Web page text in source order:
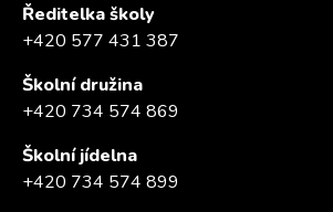
Ředitelka školy
+420 577 431 387
Školní družina
+420 734 574 869
Školní jídelna
+420 734 574 899